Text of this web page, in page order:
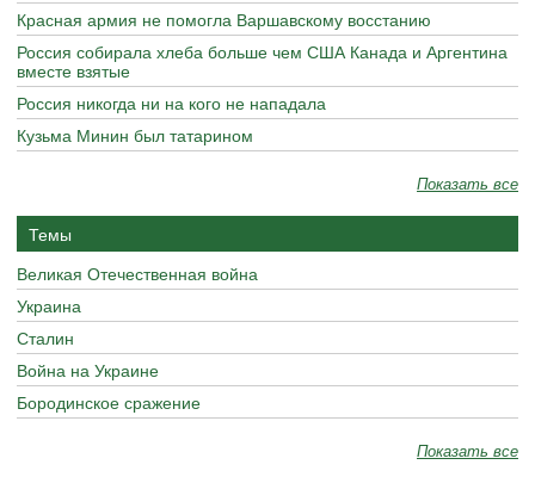
Красная армия не помогла Варшавскому восстанию
Россия собирала хлеба больше чем США Канада и Аргентина
вместе взятые
Россия никогда ни на кого не нападала
Кузьма Минин был татарином
Показать все
Темы
Великая Отечественная война
Украина
Сталин
Война на Украине
Бородинское сражение
Показать все